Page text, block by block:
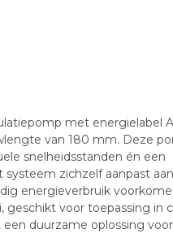
met energielabel
van 180 mm. Deze
snelheidsstanden én een
zichzelf aanpast
energieverbruik
geschikt voor toepassing in
duurzame oplossing